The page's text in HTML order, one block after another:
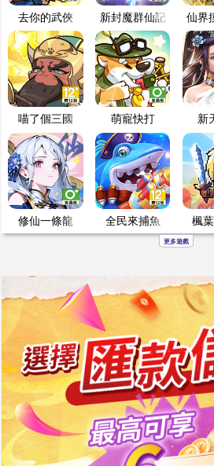
去你的武俠 新封魔群仙記 仙界
喵了個三國 萌寵快打 新
修仙一條龍 全民來捕魚 楓
更多遊戲